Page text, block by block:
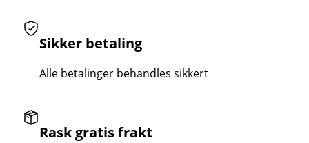
Sikker betaling
Alle betalinger behandles sikkert
Rask gratis frakt